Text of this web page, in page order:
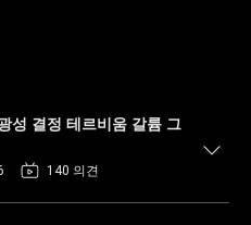
성 결정 테르비움 갈륨 그
140 의견